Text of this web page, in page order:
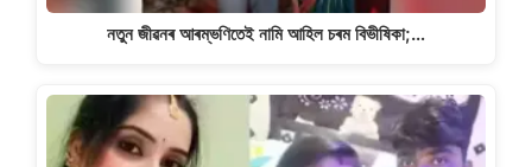
নতুন জীৱনৰ আৰম্ভণিতেই নামি আহিল চৰম বিভীষিকা;…